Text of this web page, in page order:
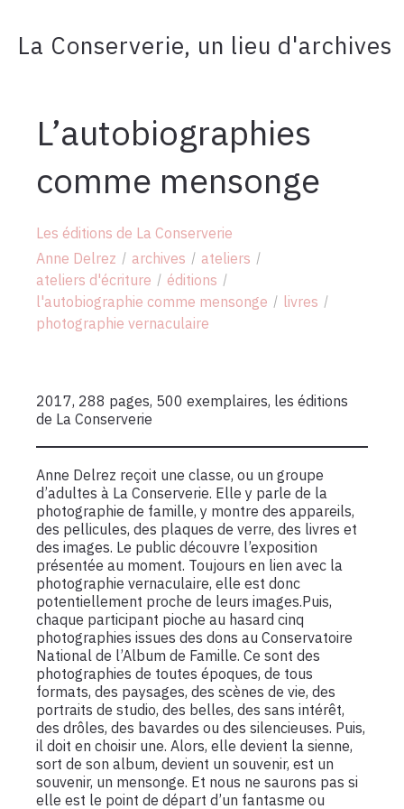
La Conserverie, un lieu d'archives
L’autobiographies
comme mensonge
Les éditions de La Conserverie
Anne Delrez
archives
ateliers
ateliers d'écriture
éditions
l'autobiographie comme mensonge
livres
photographie vernaculaire
2017, 288 pages, 500 exemplaires, les éditions
de La Conserverie
Anne Delrez reçoit une classe, ou un groupe
d’adultes à La Conserverie. Elle y parle de la
photographie de famille, y montre des appareils,
des pellicules, des plaques de verre, des livres et
des images. Le public découvre l’exposition
présentée au moment. Toujours en lien avec la
photographie vernaculaire, elle est donc
potentiellement proche de leurs images.Puis,
chaque participant pioche au hasard cinq
photographies issues des dons au Conservatoire
National de l’Album de Famille. Ce sont des
photographies de toutes époques, de tous
formats, des paysages, des scènes de vie, des
portraits de studio, des belles, des sans intérêt,
des drôles, des bavardes ou des silencieuses. Puis,
il doit en choisir une. Alors, elle devient la sienne,
sort de son album, devient un souvenir, est un
souvenir, un mensonge. Et nous ne saurons pas si
elle est le point de départ d’un fantasme ou